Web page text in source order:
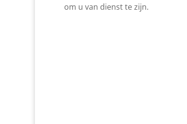
om u van dienst te zijn.